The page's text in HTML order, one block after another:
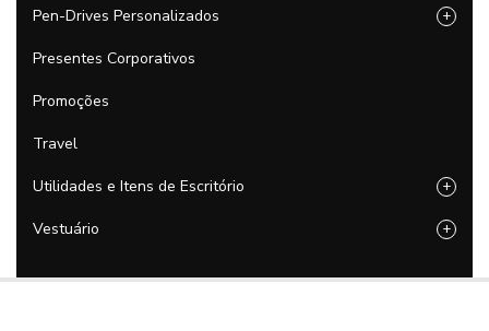
Pen-Drives Personalizados +
Presentes Corporativos
Promoções
Travel
Utilidades e Itens de Escritório +
Vestuário +